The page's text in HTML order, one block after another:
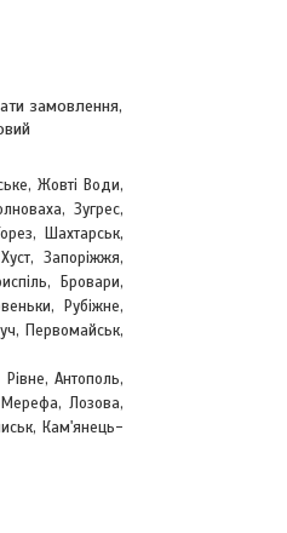
замовлення,
Жовті Води,
Зугрес,
Шахтарськ,
Запоріжжя,
Бровари,
Рубіжне,
Первомайськ,
Антополь,
Мерефа, Лозова,
Кам'янець-